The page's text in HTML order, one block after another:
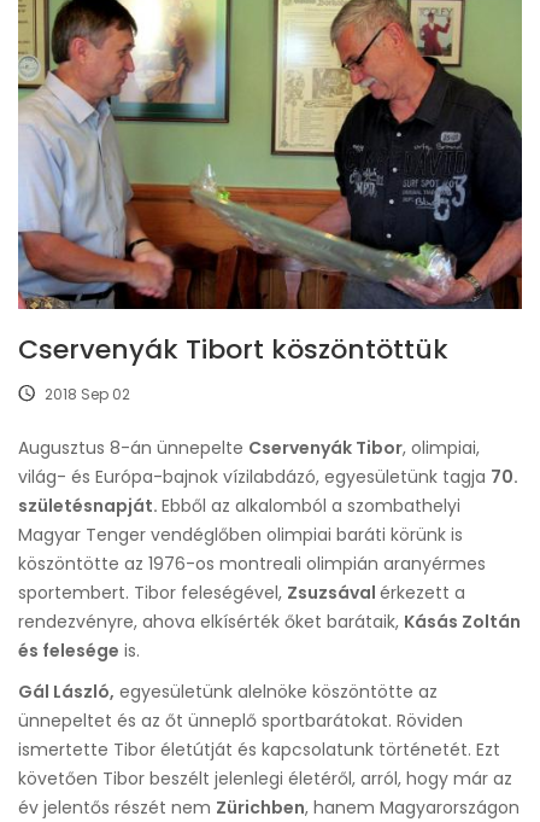
Cservenyák Tibort köszöntöttük
2018 Sep 02
Augusztus 8-án ünnepelte Cservenyák Tibor, olimpiai,
világ- és Európa-bajnok vízilabdázó, egyesületünk tagja 70.
születésnapját. Ebből az alkalomból a szombathelyi
Magyar Tenger vendéglőben olimpiai baráti körünk is
köszöntötte az 1976-os montreali olimpián aranyérmes
sportembert. Tibor feleségével, Zsuzsával érkezett a
rendezvényre, ahova elkísérték őket barátaik, Kásás Zoltán
és felesége is.
Gál László, egyesületünk alelnöke köszöntötte az
ünnepeltet és az őt ünneplő sportbarátokat. Röviden
ismertette Tibor életútját és kapcsolatunk történetét. Ezt
követően Tibor beszélt jelenlegi életéről, arról, hogy már az
év jelentős részét nem Zürichben, hanem Magyarországon